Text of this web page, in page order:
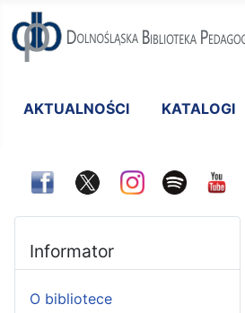
AKTUALNOŚCI KATALOGI
Informator
O bibliotece